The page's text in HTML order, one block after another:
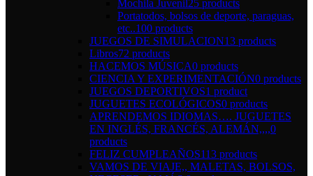
Mochila Juvenil25 products
Portatodos, bolsos de deporte, paraguas,
etc..100 products
JUEGOS DE SIMULACION13 products
Libros72 products
HACEMOS MÚSICA0 products
CIENCIA Y EXPERIMENTACIÓN0 products
JUEGOS DEPORTIVOS1 product
JUGUETES ECOLÓGICOS0 products
APRENDEMOS IDIOMAS…. JUGUETES
EN INGLÉS, FRANCÉS, ALEMÁN,,,,0
products
FELIZ CUMPLEAÑOS113 products
VAMOS DE VIAJE,, MALETAS, BOLSOS,